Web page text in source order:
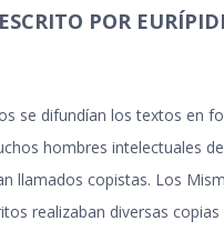
POR
se difundían los textos en
hombres intelectuales
llamados copistas. Los
realizaban diversas copias